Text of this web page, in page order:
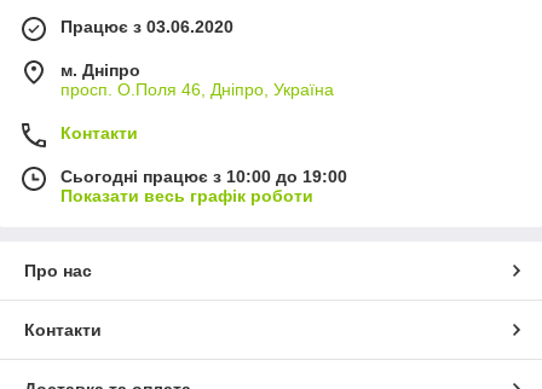
Працює з 03.06.2020
м. Дніпро
просп. О.Поля 46, Дніпро, Україна
Контакти
Сьогодні працює з 10:00 до 19:00
Показати весь графік роботи
Про нас
Контакти